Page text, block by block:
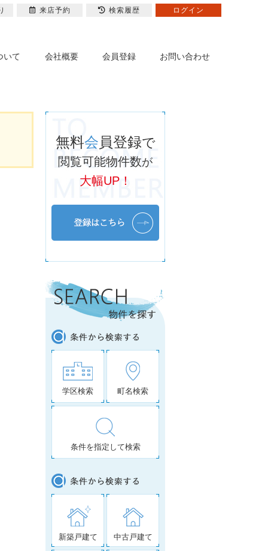
いて 会社概要 会員登録 お問い合わせ
無料会員登録で
閲覧可能物件数が
大幅UP！
学区検索 町名検索
条件を指定して検索
新築戸建て 中古戸建て
来店予約 検索履歴 ログイン